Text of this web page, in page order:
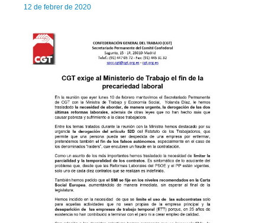
Convenis
Activitats administratives
Conveni Col·lectiu de Consultoria i Estudis de Mercat i
Conveni Col·lectiu d’Enginyeria i Oficines d’Estudis Tècnics
Conveni Col·lectiu d’Oficines i Despatxos 2019-2021
Entitats de crèdit i asseguradores
Conveni Col·lectiu d’Assegurances 2016-2019
Tablas salariales del Convenio de Seguros 2018 y 2019
12 de febrer de 2020